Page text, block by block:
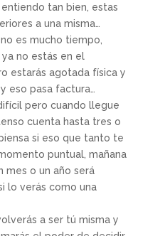
tan bien, estas
a una misma…
es mucho tiempo,
no estás en el
estarás agotada física y
eso pasa factura…
pero cuando llegue
cuenta hasta tres o
si eso que tanto te
puntual, mañana
mes o un año será
lo verás como una
a ser tú misma y